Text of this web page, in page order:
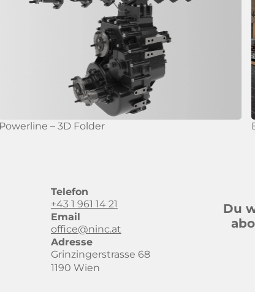
Powerline – 3D Folder
Telefon
+43 1 961 14 21
Email
office@ninc.at
Adresse
Grinzingerstrasse 68
1190 Wien
Du